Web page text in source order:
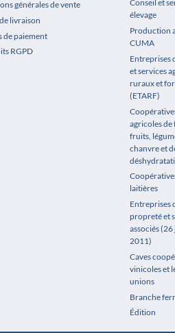
générales de vente
livraison
de paiement
RGPD
Conseil et
élevage
Production
CUMA
Entreprises
et services
ruraux et
(ETARF)
agricoles de
fruits,
chanvre et
laitières
Entreprises
propreté et
associés
2011)
Caves
vinicoles et
unions
Branche
Édition